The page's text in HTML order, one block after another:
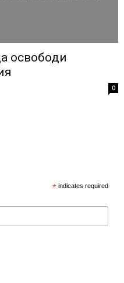
освободи
0
* indicates required